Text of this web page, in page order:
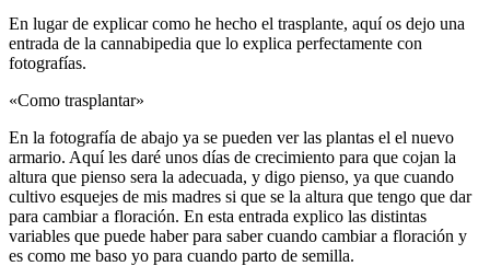
En lugar de explicar como he hecho el trasplante, aquí os dejo una
entrada de la cannabipedia que lo explica perfectamente con
fotografías.
«Como trasplantar»
En la fotografía de abajo ya se pueden ver las plantas el el nuevo
armario. Aquí les daré unos días de crecimiento para que cojan la
altura que pienso sera la adecuada, y digo pienso, ya que cuando
cultivo esquejes de mis madres si que se la altura que tengo que dar
para cambiar a floración. En esta entrada explico las distintas
variables que puede haber para saber cuando cambiar a floración y
es como me baso yo para cuando parto de semilla.